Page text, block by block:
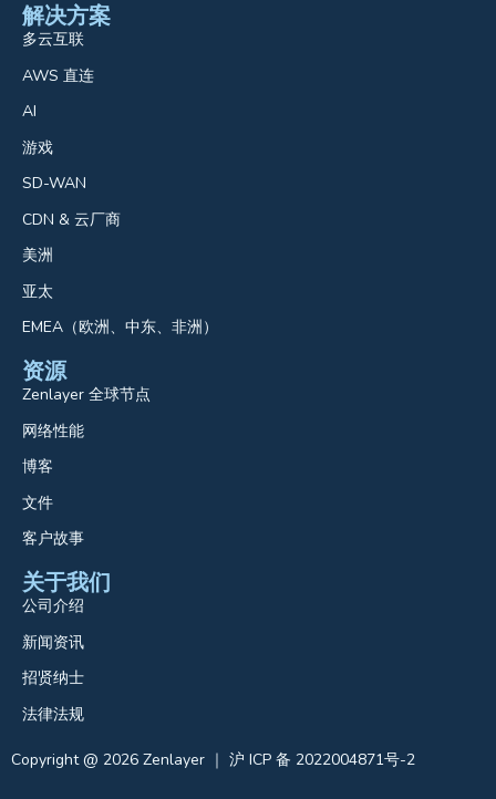
解决方案
多云互联
AWS 直连
AI
游戏
SD-WAN
CDN & 云厂商
美洲
亚太
EMEA（欧洲、中东、非洲）
资源
Zenlayer 全球节点
网络性能
博客
文件
客户故事
关于我们
公司介绍
新闻资讯
招贤纳士
法律法规
Copyright @ 2026 Zenlayer ｜ 沪 ICP 备 2022004871号-2